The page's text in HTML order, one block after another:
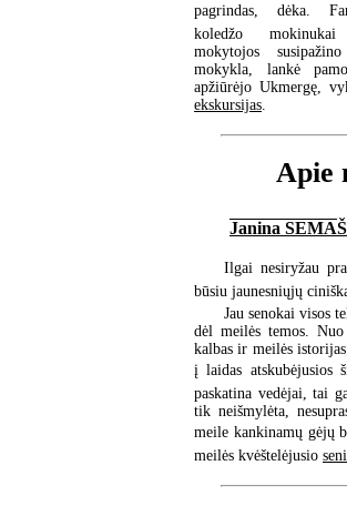
pagrindas, dėka.
koledžo
mokytojos
mokykla, lankė
apžiūrėjo Ukmergę,
ekskursijas
Apie
Janina
Ilgai nesiryžau
būsiu jaunesniųjų
Jau senokai visos
dėl meilės temos.
kalbas ir meilės
į laidas atskubėjusios
paskatina vedėjai, tai
tik neišmylėta,
meile kankinamų
meilės kvėštelėjusio